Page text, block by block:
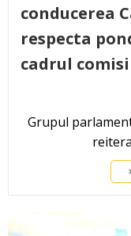
conducerea
respecta
cadrul
Grupul